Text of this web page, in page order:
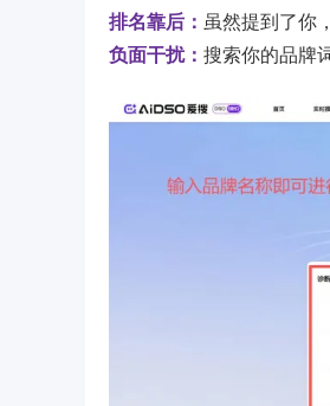
排名靠后： 虽然提到了你
负面干扰： 搜索你的品牌